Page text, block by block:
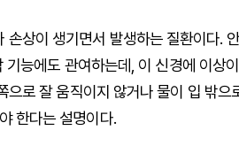
상이 생기면서 발생하는 질환이다.
능에도 관여하는데, 이 신경에 이상
로 잘 움직이지 않거나 물이 입 밖으
한다는 설명이다.